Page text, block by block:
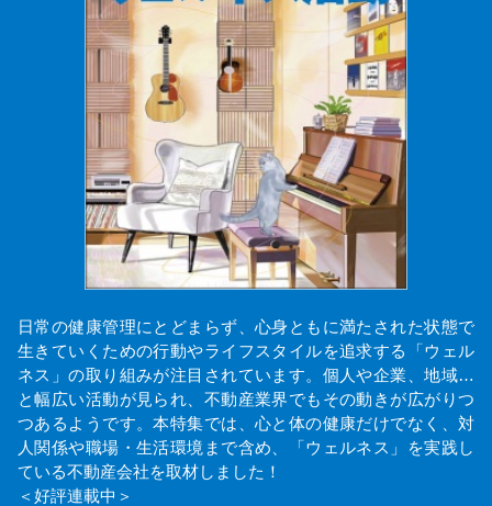
日常の健康管理にとどまらず、心身ともに満たされた状態で
生きていくための行動やライフスタイルを追求する「ウェル
ネス」の取り組みが注目されています。個人や企業、地域…
と幅広い活動が見られ、不動産業界でもその動きが広がりつ
つあるようです。本特集では、心と体の健康だけでなく、対
人関係や職場・生活環境まで含め、「ウェルネス」を実践し
ている不動産会社を取材しました！
＜好評連載中＞